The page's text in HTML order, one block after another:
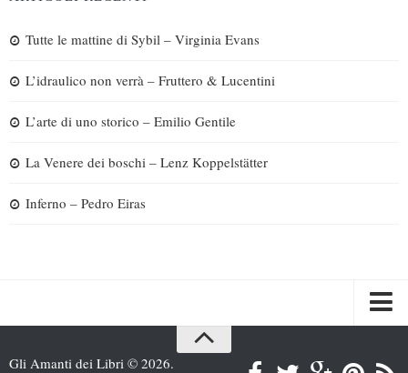
Tutte le mattine di Sybil – Virginia Evans
L’idraulico non verrà – Fruttero & Lucentini
L’arte di uno storico – Emilio Gentile
La Venere dei boschi – Lenz Koppelstätter
Inferno – Pedro Eiras
Gli Amanti dei Libri © 2026.